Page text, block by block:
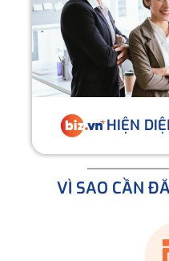
HIỆN
VÌ SAO CẦN